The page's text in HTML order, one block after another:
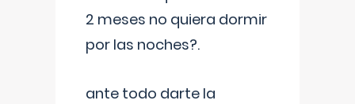
2 meses no quiera dormir
por las noches?.
ante todo darte la